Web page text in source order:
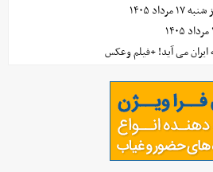
۱۴۰۵
ایران می آید! +فیلم وعکس